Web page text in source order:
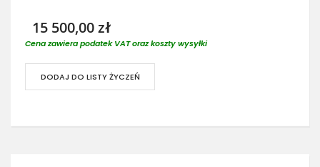
15 500,00 zł
Cena zawiera podatek VAT oraz koszty wysyłki
DODAJ DO LISTY ŻYCZEŃ